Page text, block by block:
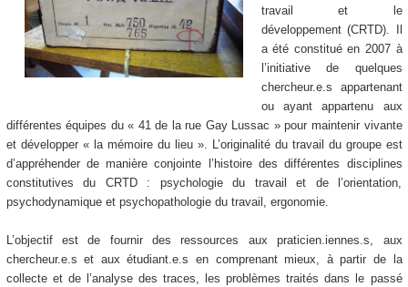
travail et le
développement (CRTD). Il
a été constitué en 2007 à
l’initiative de quelques
chercheur.e.s appartenant
ou ayant appartenu aux
différentes équipes du « 41 de la rue Gay Lussac » pour maintenir vivante
et développer « la mémoire du lieu ». L’originalité du travail du groupe est
d’appréhender de manière conjointe l’histoire des différentes disciplines
constitutives du CRTD : psychologie du travail et de l’orientation,
psychodynamique et psychopathologie du travail, ergonomie.
L’objectif est de fournir des ressources aux praticien.iennes.s, aux
chercheur.e.s et aux étudiant.e.s en comprenant mieux, à partir de la
collecte et de l’analyse des traces, les problèmes traités dans le passé